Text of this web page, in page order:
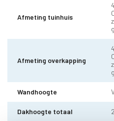
Afmeting tuinhuis
Afmeting overkapping
Wandhoogte
Dakhoogte totaal